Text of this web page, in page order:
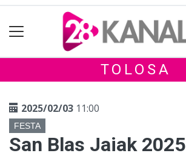
TOLOSA
2025/02/03 11:00
FESTA
San Blas Jaiak 2025